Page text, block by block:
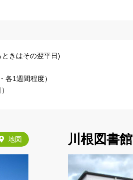
きはその翌平日)
各1週間程度）
地図 川根図書館